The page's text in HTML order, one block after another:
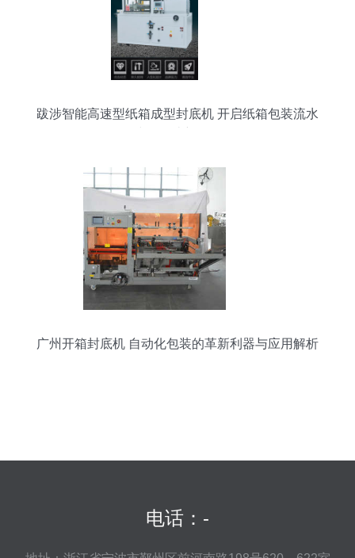
跋涉智能高速型纸箱成型封底机 开启纸箱包装流水
广州开箱封底机 自动化包装的革新利器与应用解析
电话：-